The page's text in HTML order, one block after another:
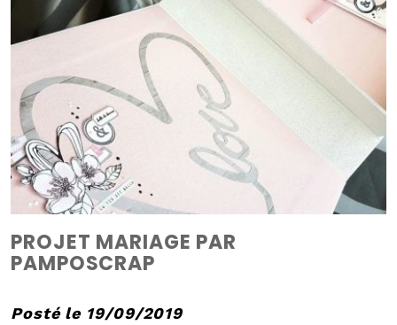
PROJET MARIAGE PAR
PAMPOSCRAP
Posté le 19/09/2019